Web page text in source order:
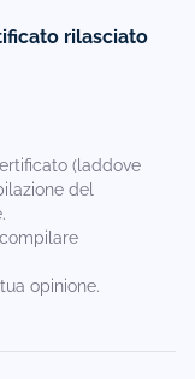
rilasciato
(laddove
del
opinione.